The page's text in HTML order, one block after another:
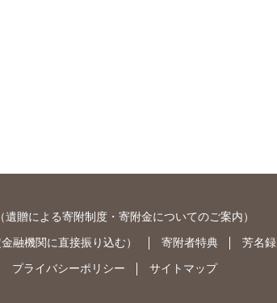
（遺贈による寄附制度・ 寄附金についてのご案内 ）
融機関に直接振り込む ） 寄附者特典 芳名録
プライバシーポリシー サイトマップ